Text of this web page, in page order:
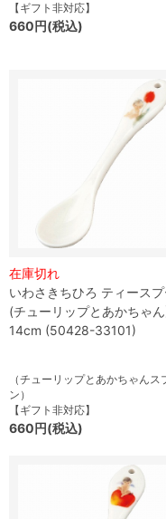
【ギフト非対応】
660円(税込)
在庫切れ
いわさきちひろ ティース
(チューリップとあかちゃ
14cm (50428-33101)
（チューリップとあかちゃんス
ン）
【ギフト非対応】
660円(税込)